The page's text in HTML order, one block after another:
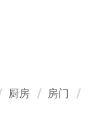
厨房
房门